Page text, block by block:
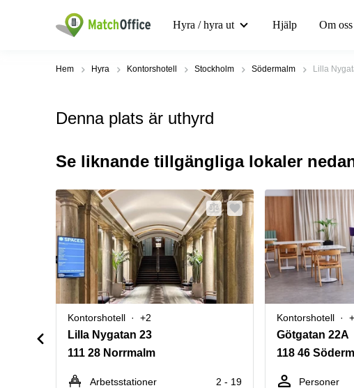
Hyra / hyra ut Hjälp Om oss
Hem Hyra Kontorshotell Stockholm Södermalm Lilla
Denna plats är uthyrd
Se liknande tillgängliga lokaler
Kontorshotell +2
Lilla Nygatan 23
111 28 Norrmalm
Arbetsstationer
2 - 19
Kontorshotell
Götgatan 22A
118 46
Personer